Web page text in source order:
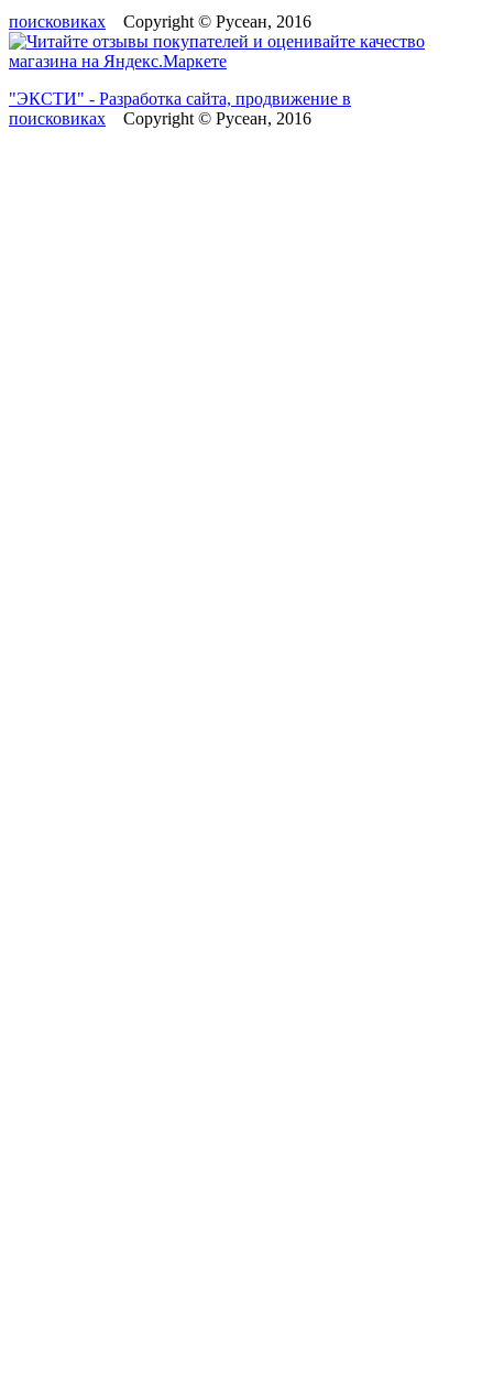
поисковиках Copyright © Русеан, 2016
"ЭКСТИ" - Разработка сайта, продвижение в
поисковиках Copyright © Русеан, 2016